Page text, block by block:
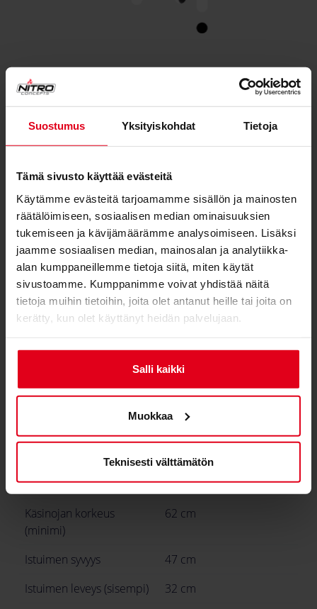
Suostumus Yksityiskohdat Tietoja
Tämä sivusto käyttää evästeitä
Käytämme evästeitä tarjoamamme sisällön ja mainosten
räätälöimiseen, sosiaalisen median ominaisuuksien
tukemiseen ja kävijämäärämme analysoimiseen. Lisäksi
jaamme sosiaalisen median, mainosalan ja analytiikka-
alan kumppaneillemme tietoja siitä, miten käytät
sivustoamme. Kumppanimme voivat yhdistää näitä
tietoja muihin tietoihin, joita olet antanut heille tai joita on
kerätty, kun olet käyttänyt heidän palvelujaan.
Salli kaikki
Muokkaa
Teknisesti välttämätön
RAJOITTAMATON MUOKATTAVUUS
kaikille käyttäjilleen. Siksi pelituolista löytyykin
korkeussäätö, kallistettava selkätuki sekä säädettävät
Tekniset tiedot expand_less
Tuolin tekniset tiedot
Selkänojan korkeus
87 cm
Selkänoja leveys (sisempi)
32 cm
(sisempi)
53 cm
(säädettävä)
59 cm
Matalin istuinasento
(säädettävä)
47 cm
Käsinojan korkeus
(minimi)
62 cm
Istuimen syvyys
47 cm
Istuimen leveys (sisempi)
32 cm